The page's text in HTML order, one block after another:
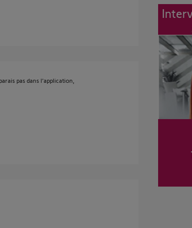
pas dans l'application,